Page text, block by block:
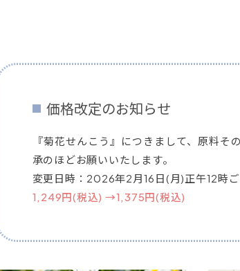
価格改定のお知らせ
『菊花せんこう』につきまして、原料
承のほどお願いいたします。
変更日時：2026年2月16日(月)正午12時
1,249円(税込) →1,375円(税込)